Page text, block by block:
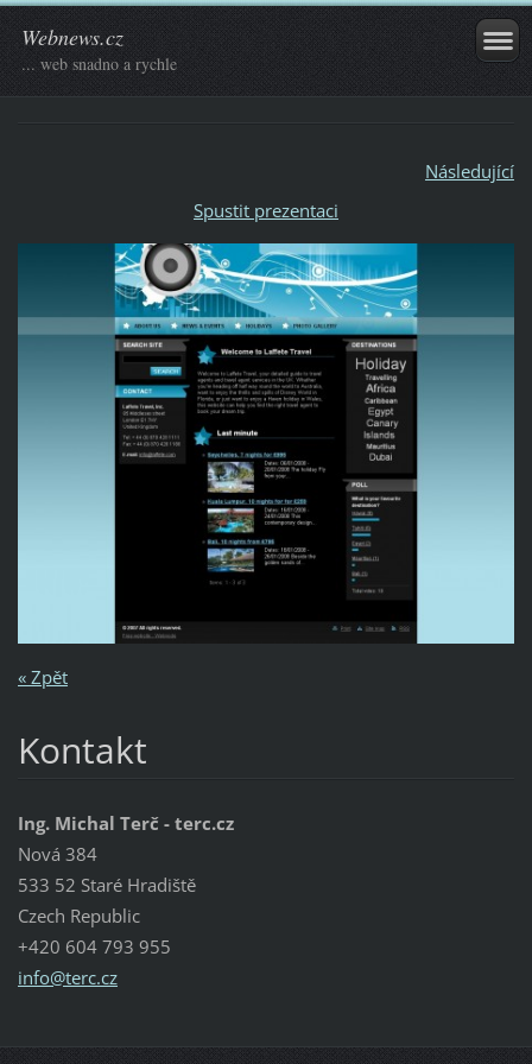
Webnews.cz
... web snadno a rychle
Následující
Spustit prezentaci
« Zpět
Kontakt
Ing. Michal Terč - terc.cz
Nová 384
533 52 Staré Hradiště
Czech Republic
+420 604 793 955
info@terc.cz